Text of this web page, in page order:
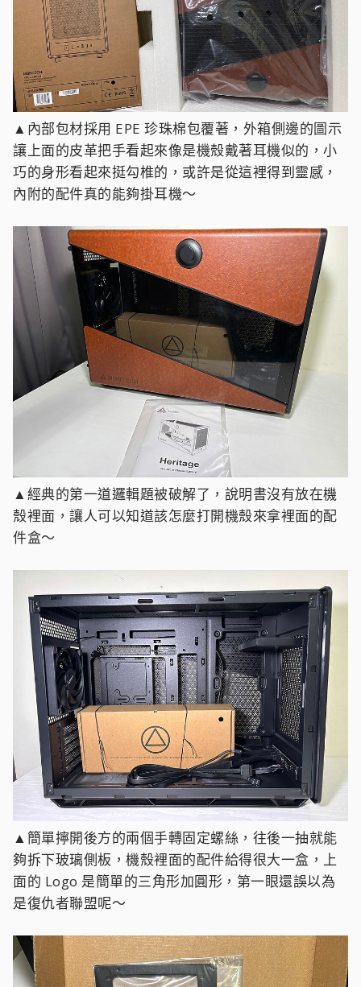
▲內部包材採用 EPE 珍珠棉包覆著，外箱側邊的圖示
讓上面的皮革把手看起來像是機殼戴著耳機似的，小
巧的身形看起來挺勾椎的，或許是從這裡得到靈感，
內附的配件真的能夠掛耳機～
▲經典的第一道邏輯題被破解了，說明書沒有放在機
殼裡面，讓人可以知道該怎麼打開機殼來拿裡面的配
件盒～
▲簡單擰開後方的兩個手轉固定螺絲，往後一抽就能
夠拆下玻璃側板，機殼裡面的配件給得很大一盒，上
面的 Logo 是簡單的三角形加圓形，第一眼還誤以為
是復仇者聯盟呢～